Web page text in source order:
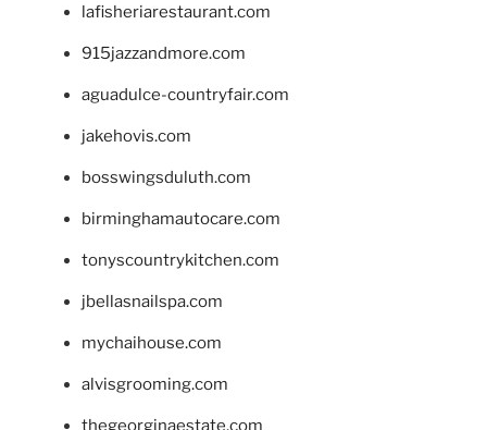
lafisheriarestaurant.com
915jazzandmore.com
aguadulce-countryfair.com
jakehovis.com
bosswingsduluth.com
birminghamautocare.com
tonyscountrykitchen.com
jbellasnailspa.com
mychaihouse.com
alvisgrooming.com
thegeorginaestate.com